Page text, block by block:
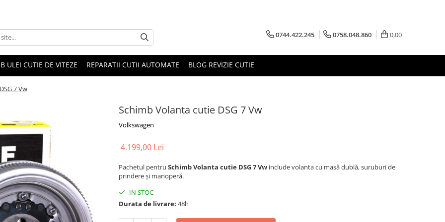
0744.422.245 0758.048.860 0,00
ULEI CUTIE DE VITEZE REPARATII CUTII AUTOMATE BLOG REVIZIE CUTIE
7 Vw
Schimb Volanta cutie DSG 7 Vw
Volkswagen
4.199,00 Lei
Pachetul pentru Schimb Volanta cutie DSG 7 Vw include volanta cu masă dublă, suruburi de
prindere și manoperă.
IN STOC
Durata de livrare: 48h